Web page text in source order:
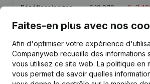
Bénéfices/pertes €10 970 €-7
Chiffre d'affaires
Capitaux propres €55 684 €44
Marge brute €14 757 €-5
Faites-en plus avec nos
Afin d'optimiser votre expérience
Companyweb recueille des informations
vous utilisez ce site web. La politique en
vous permet de savoir quelles